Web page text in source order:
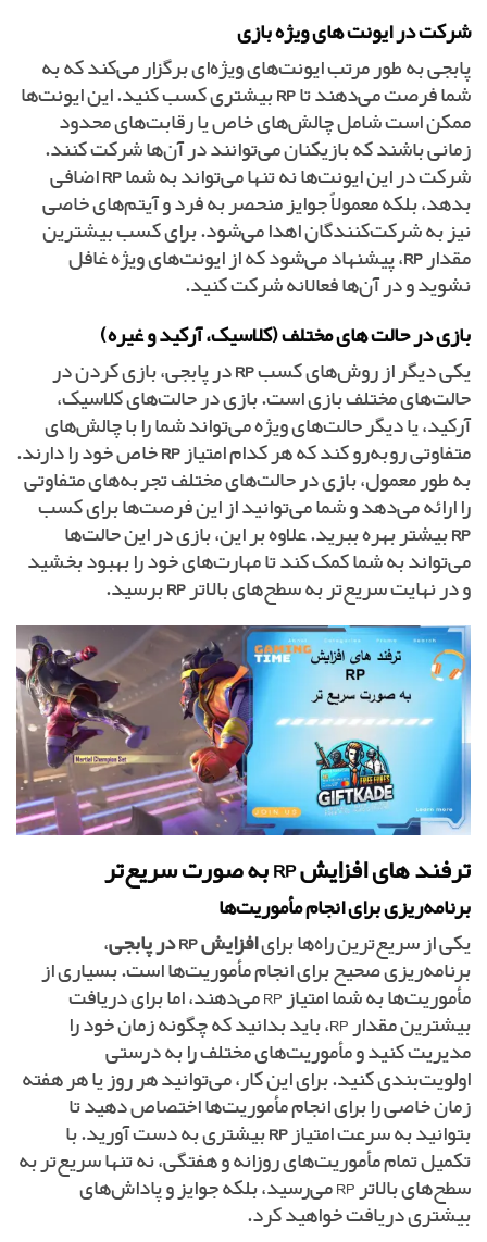
شرکت در ایونت‌ های ویژه بازی
پابجی به طور مرتب ایونت‌های ویژه‌ای برگزار می‌کند که به
شما فرصت می‌دهند تاRPبیشتری کسب کنید. این ایونت‌ها
ممکن است شامل چالش‌های خاص یا رقابت‌های محدود
زمانی باشند که بازیکنان می‌توانند در آن‌ها شرکت کنند.
شرکت در این ایونت‌ها نه تنها می‌تواند به شماRPاضافی
بدهد، بلکه معمولاً جوایز منحصر به فرد و آیتم‌های خاصی
نیز به شرکت‌کنندگان اهدا می‌شود. برای کسب بیشترین
مقدار RP، پیشنهاد می‌شود که از ایونت‌های ویژه غافل
نشوید و در آن‌ها فعالانه شرکت کنید.
بازی در حالت‌ های مختلف (کلاسیک، آرکید و غیره)
یکی دیگر از روش‌های کسبRPدر پابجی، بازی کردن در
حالت‌های مختلف بازی است. بازی در حالت‌های کلاسیک،
آرکید، یا دیگر حالت‌های ویژه می‌تواند شما را با چالش‌های
متفاوتی روبه‌رو کند که هر کدام امتیاز RPخاص خود را دارند.
به طور معمول، بازی در حالت‌های مختلف تجربه‌های متفاوتی
را ارائه می‌دهد و شما می‌توانید از این فرصت‌ها برای کسب
RPبیشتر بهره ببرید. علاوه بر این، بازی در این حالت‌ها
می‌تواند به شما کمک کند تا مهارت‌های خود را بهبود بخشید
و در نهایت سریع‌تر به سطح‌های بالاتر RPبرسید.
ترفند های افزایش RP به صورت سریع‌تر
برنامه‌ریزی برای انجام مأموریت‌ها
یکی از سریع‌ترین راه‌ها برایافزایش RP در پابجی
،
برنامه‌ریزی صحیح برای انجام مأموریت‌ها است. بسیاری از
مأموریت‌ها به شما امتیاز RP می‌دهند، اما برای دریافت
بیشترین مقدار RP، باید بدانید که چگونه زمان خود را
مدیریت کنید و مأموریت‌های مختلف را به درستی
اولویت‌بندی کنید. برای این کار، می‌توانید هر روز یا هر هفته
زمان خاصی را برای انجام مأموریت‌ها اختصاص دهید تا
بتوانید به سرعت امتیاز RPبیشتری به دست آورید. با
تکمیل تمام مأموریت‌های روزانه و هفتگی، نه تنها سریع‌تر به
سطح‌های بالاتر RP می‌رسید، بلکه جوایز و پاداش‌های
بیشتری دریافت خواهید کرد.